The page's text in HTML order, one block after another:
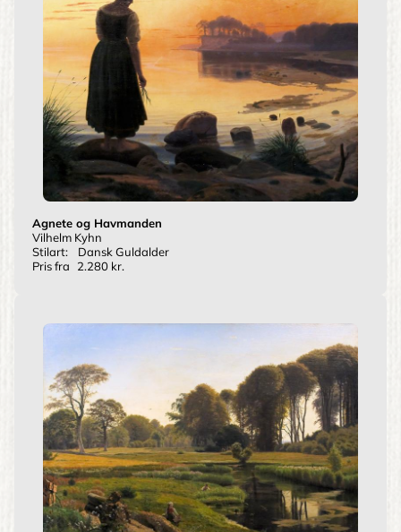
Agnete og Havmanden
Vilhelm Kyhn
Stilart:
Dansk Guldalder
Pris fra
2.280 kr.